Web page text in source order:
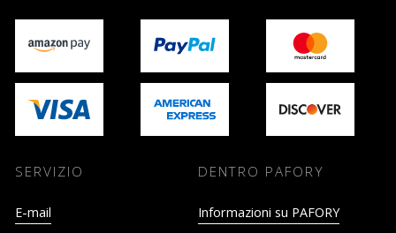
SERVIZIO
E-mail
DENTRO PAFORY
Informazioni su PAFORY